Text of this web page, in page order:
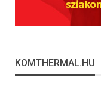
KOMTHERMAL.HU